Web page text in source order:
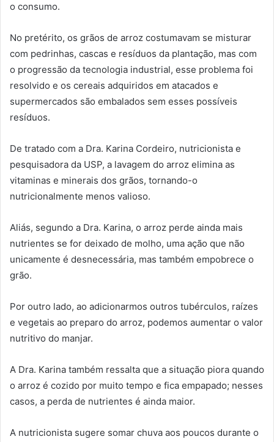
o consumo.
No pretérito, os grãos de arroz costumavam se misturar
com pedrinhas, cascas e resíduos da plantação, mas com
o progressão da tecnologia industrial, esse problema foi
resolvido e os cereais adquiridos em atacados e
supermercados são embalados sem esses possíveis
resíduos.
De tratado com a Dra. Karina Cordeiro, nutricionista e
pesquisadora da USP, a lavagem do arroz elimina as
vitaminas e minerais dos grãos, tornando-o
nutricionalmente menos valioso.
Aliás, segundo a Dra. Karina, o arroz perde ainda mais
nutrientes se for deixado de molho, uma ação que não
unicamente é desnecessária, mas também empobrece o
grão.
Por outro lado, ao adicionarmos outros tubérculos, raízes
e vegetais ao preparo do arroz, podemos aumentar o valor
nutritivo do manjar.
A Dra. Karina também ressalta que a situação piora quando
o arroz é cozido por muito tempo e fica empapado; nesses
casos, a perda de nutrientes é ainda maior.
A nutricionista sugere somar chuva aos poucos durante o